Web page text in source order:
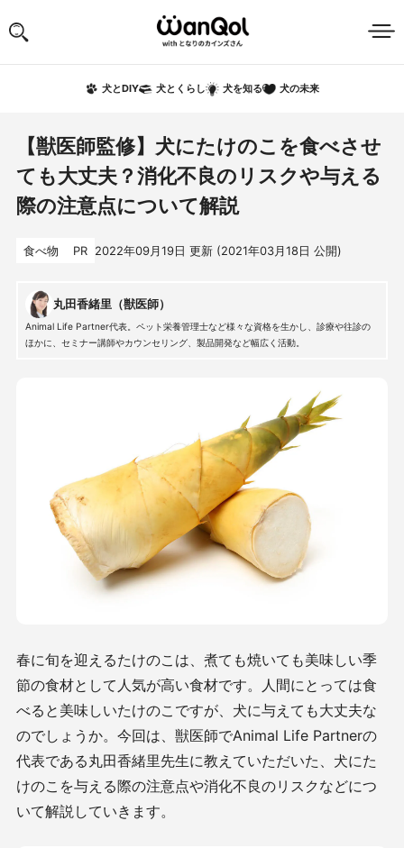
犬とDIY 犬とくらし 犬を知る 犬の未来
【獣医師監修】犬にたけのこを食べさせ
ても大丈夫？消化不良のリスクや与える
際の注意点について解説
食べ物 PR 2022年09月19日 更新 (2021年03月18日 公開)
丸田香緒里（獣医師）
Animal Life Partner代表。ペット栄養管理士など様々な資格を生かし、診療や往診の
ほかに、セミナー講師やカウンセリング、製品開発など幅広く活動。
春に旬を迎えるたけのこは、煮ても焼いても美味しい季
節の食材として人気が高い食材です。人間にとっては食
べると美味しいたけのこですが、犬に与えても大丈夫な
のでしょうか。今回は、獣医師でAnimal Life Partnerの
代表である丸田香緒里先生に教えていただいた、犬にた
けのこを与える際の注意点や消化不良のリスクなどにつ
いて解説していきます。